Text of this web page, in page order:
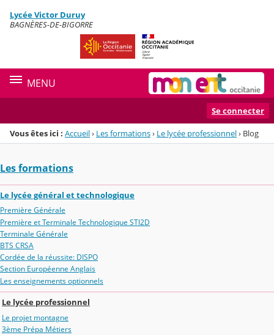
Menu de la rubrique
Contenu
Lycée Victor Duruy
BAGNÈRES-DE-BIGORRE
MENU
Se connecter
Vous êtes ici : Accueil› Les formations› Le lycée professionnel› Blog
Les formations
Le lycée général et technologique
Première Générale
Première et Terminale Technologique STI2D
Terminale Générale
BTS CRSA
Cordée de la réussite: DISPO
Section Européenne Anglais
Les enseignements optionnels
Le lycée professionnel
Le projet montagne
3ème Prépa Métiers